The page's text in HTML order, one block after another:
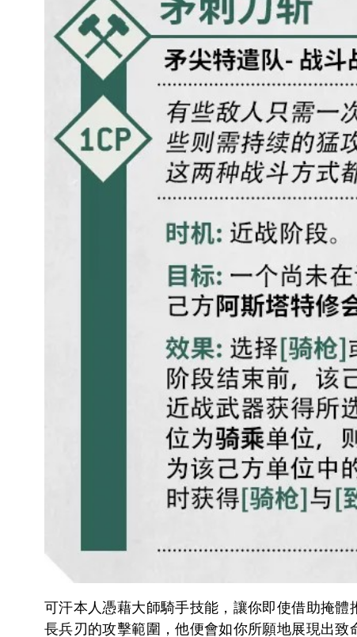
可汗本人憑藉大師騎手技能，讓你即使借助掩
長兵刃的攻擊範圍，他便會如你所願地展現出